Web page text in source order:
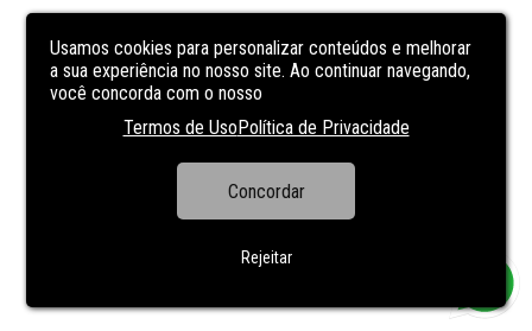
Usamos cookies para personalizar conteúdos e melhorar
a sua experiência no nosso site. Ao continuar navegando,
você concorda com o nosso
Termos de UsoPolítica de Privacidade
Concordar
Rejeitar